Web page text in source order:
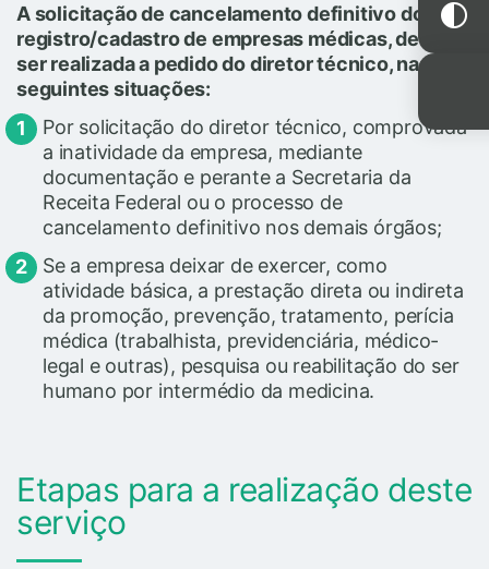
A solicitação de cancelamento definitivo do
registro/cadastro de empresas médicas, deve
ser realizada a pedido do diretor técnico, nas
seguintes situações:
Por solicitação do diretor técnico, comprovada
a inatividade da empresa, mediante
documentação e perante a Secretaria da
Receita Federal ou o processo de
cancelamento definitivo nos demais órgãos;
Se a empresa deixar de exercer, como
atividade básica, a prestação direta ou indireta
da promoção, prevenção, tratamento, perícia
médica (trabalhista, previdenciária, médico-
legal e outras), pesquisa ou reabilitação do ser
humano por intermédio da medicina.
Etapas para a realização deste
serviço